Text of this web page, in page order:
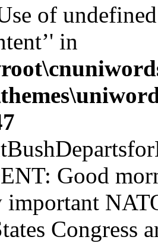
of
in
Good
important
Congress